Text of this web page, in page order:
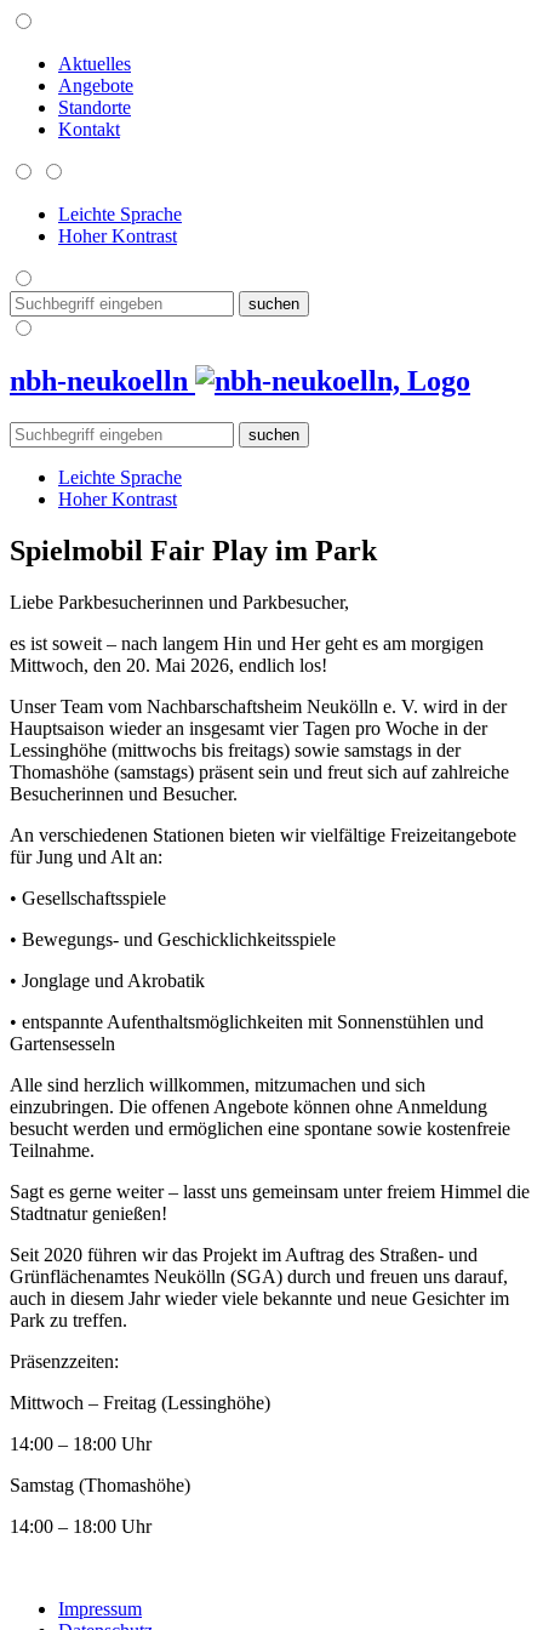
Aktuelles
Angebote
Standorte
Kontakt
Leichte Sprache
Hoher Kontrast
nbh-neukoelln
Leichte Sprache
Hoher Kontrast
Spielmobil Fair Play im Park
Liebe Parkbesucherinnen und Parkbesucher,
es ist soweit – nach langem Hin und Her geht es am morgigen
Mittwoch, den 20. Mai 2026, endlich los!
Unser Team vom Nachbarschaftsheim Neukölln e. V. wird in der
Hauptsaison wieder an insgesamt vier Tagen pro Woche in der
Lessinghöhe (mittwochs bis freitags) sowie samstags in der
Thomashöhe (samstags) präsent sein und freut sich auf zahlreiche
Besucherinnen und Besucher.
An verschiedenen Stationen bieten wir vielfältige Freizeitangebote
für Jung und Alt an:
• Gesellschaftsspiele
• Bewegungs- und Geschicklichkeitsspiele
• Jonglage und Akrobatik
• entspannte Aufenthaltsmöglichkeiten mit Sonnenstühlen und
Gartensesseln
Alle sind herzlich willkommen, mitzumachen und sich
einzubringen. Die offenen Angebote können ohne Anmeldung
besucht werden und ermöglichen eine spontane sowie kostenfreie
Teilnahme.
Sagt es gerne weiter – lasst uns gemeinsam unter freiem Himmel die
Stadtnatur genießen!
Seit 2020 führen wir das Projekt im Auftrag des Straßen- und
Grünflächenamtes Neukölln (SGA) durch und freuen uns darauf,
auch in diesem Jahr wieder viele bekannte und neue Gesichter im
Park zu treffen.
Präsenzzeiten:
Mittwoch – Freitag (Lessinghöhe)
14:00 – 18:00 Uhr
Samstag (Thomashöhe)
14:00 – 18:00 Uhr
Impressum